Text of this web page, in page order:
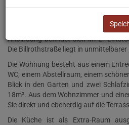
Beschreibung
Diese gut geschnittene 3-
Anbindung befindet sich im 2.
Die Billrothstraße liegt in unmittelbarer
Die Wohnung besteht aus einem
WC, einem Abstellraum, einem
Blick in den Garten und zwei
18m². Aus dem Wohnzimmer und
Sie direkt und ebenerdig auf die
Die Küche ist als Extra-Raum